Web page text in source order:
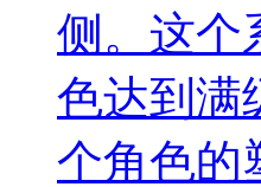
侧。这个
色达到满
个角色的